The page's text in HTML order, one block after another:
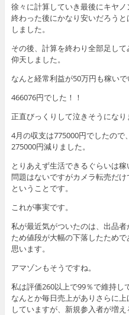
徐々に計算していき最後にキヤノ
終わった後にかなり安いだろうと
しました。
その後、計算を終わり全部足して
仰天しました。
なんと経常利益が50万円も稼いで
466076円でした！！
正直びっくりして泣きそうになり
4月の収支は775000円でしたので
275000円減りました。
とりあえず生活できるぐらいは稼
問題はないですがカメラ転売だ
ということです。
これが事実です。
私が最近気がついたのは、出品
ため値段が大幅の下落したためで
思います。
アマゾンもそうですね。
私は評価260以上で99％で維持し
なんとか毎日売上がありさらに上
していますが、新規参入者が増